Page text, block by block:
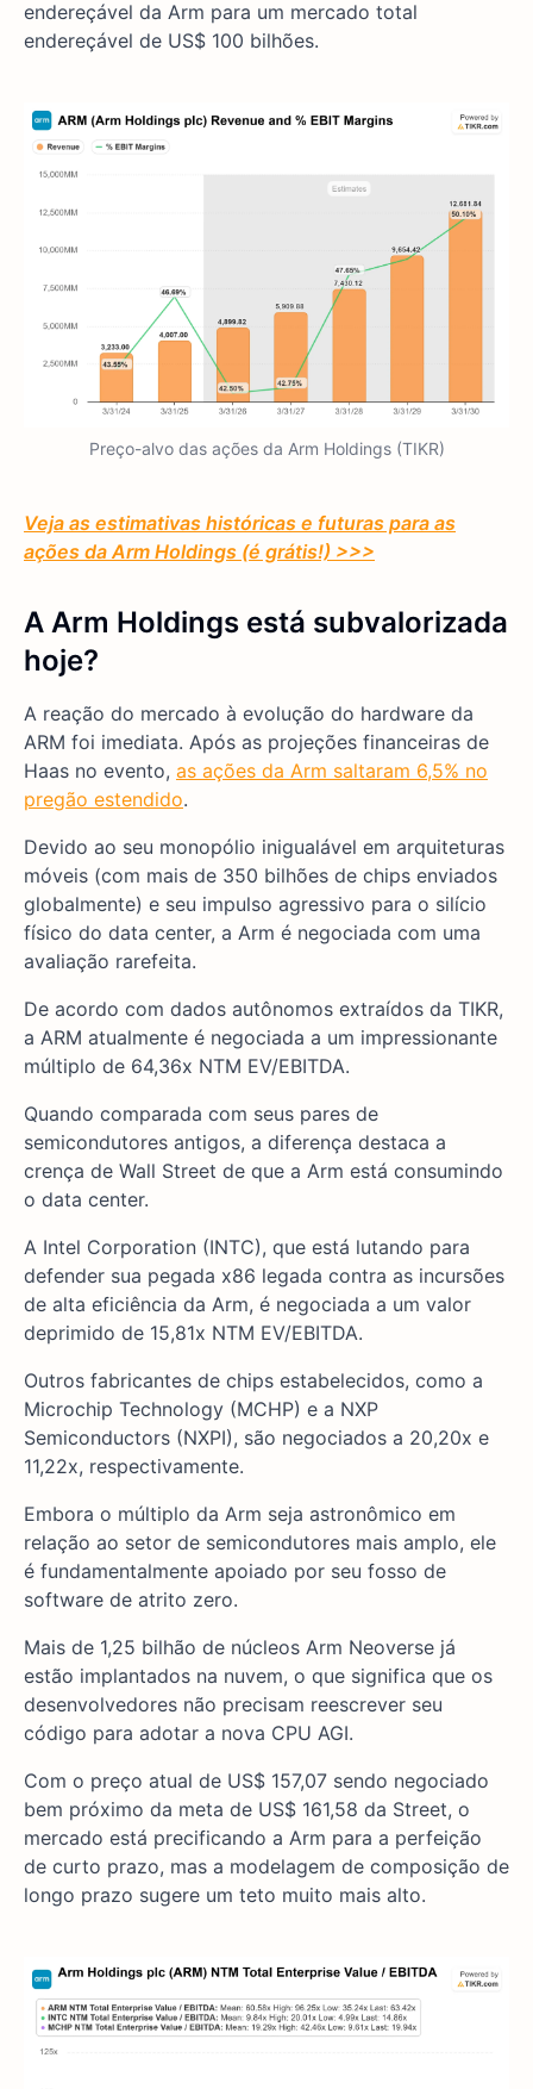
endereçável da Arm para um mercado total
endereçável de US$ 100 bilhões.
Preço-alvo das ações da Arm Holdings (TIKR)
Veja as estimativas históricas e futuras para as
ações da Arm Holdings (é grátis!) >>>
A Arm Holdings está subvalorizada
hoje?
A reação do mercado à evolução do hardware da
ARM foi imediata. Após as projeções financeiras de
Haas no evento, as ações da Arm saltaram 6,5% no
pregão estendido.
Devido ao seu monopólio inigualável em arquiteturas
móveis (com mais de 350 bilhões de chips enviados
globalmente) e seu impulso agressivo para o silício
físico do data center, a Arm é negociada com uma
avaliação rarefeita.
De acordo com dados autônomos extraídos da TIKR,
a ARM atualmente é negociada a um impressionante
múltiplo de 64,36x NTM EV/EBITDA.
Quando comparada com seus pares de
semicondutores antigos, a diferença destaca a
crença de Wall Street de que a Arm está consumindo
o data center.
A Intel Corporation (INTC), que está lutando para
defender sua pegada x86 legada contra as incursões
de alta eficiência da Arm, é negociada a um valor
deprimido de 15,81x NTM EV/EBITDA.
Outros fabricantes de chips estabelecidos, como a
Microchip Technology (MCHP) e a NXP
Semiconductors (NXPI), são negociados a 20,20x e
11,22x, respectivamente.
Embora o múltiplo da Arm seja astronômico em
relação ao setor de semicondutores mais amplo, ele
é fundamentalmente apoiado por seu fosso de
software de atrito zero.
Mais de 1,25 bilhão de núcleos Arm Neoverse já
estão implantados na nuvem, o que significa que os
desenvolvedores não precisam reescrever seu
código para adotar a nova CPU AGI.
Com o preço atual de US$ 157,07 sendo negociado
bem próximo da meta de US$ 161,58 da Street, o
mercado está precificando a Arm para a perfeição
de curto prazo, mas a modelagem de composição de
longo prazo sugere um teto muito mais alto.